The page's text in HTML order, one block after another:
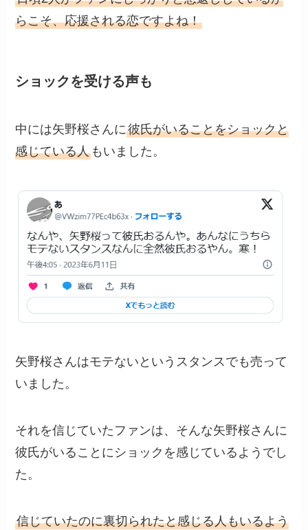
らこそ、応援される恋ですよね！
ショックを受ける声も
中には矢野桜さんに彼氏がいることをショックと
感じている人 もいました。
矢野桜さんはモテないというスタンスでも売って
いました。
それを信じていたファンは、そんな矢野桜さんに
彼氏がいることにショックを感じているようでし
た。
信じていたのに裏切られたと感じる人もいるよう